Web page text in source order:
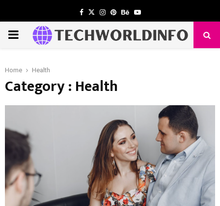
Facebook
TwitterInstagram
PinterestBehanceYoutube
PRIMARY
Home Health
Category : Health